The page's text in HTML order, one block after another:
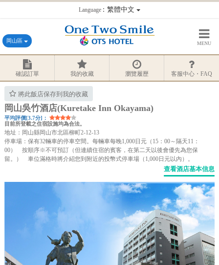
Language：繁體中文
岡山區 MENU
確認訂單 我的收藏 瀏覽履歷 客服中心・FAQ
將此飯店保存到我的收藏
岡山吳竹酒店(Kuretake Inn Okayama)
平均評價[3.7分]：
目前所登載之住宿設施均為合法。
地址：岡山縣岡山市北區柳町2-12-13
停車場：保有32輛車的停車空間。每輛車每晚1,000日元（15：00～隔天11：
00） 按順序※不可預訂（但連續住宿的賓客，在第二天以後會優先為您保
留。） 車位滿格時將介紹您到附近的投幣式停車場（1,000日元以內）。
查看酒店基本信息